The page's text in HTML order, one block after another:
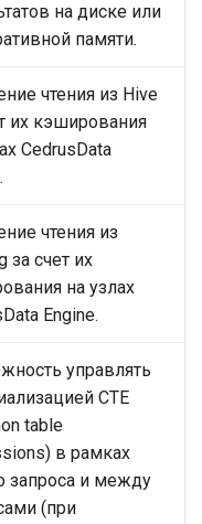
на диске или
памяти.
чтения из Hive
их кэширования
CedrusData
чтения из
за счет их
на узлах
Engine.
управлять
CTE
table
в рамках
запроса и между
(при